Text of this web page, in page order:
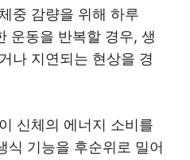
중 감량을 위해 하루
운동을 반복할 경우, 생
나 지연되는 현상을 경
신체의 에너지 소비를
식 기능을 후순위로 밀어